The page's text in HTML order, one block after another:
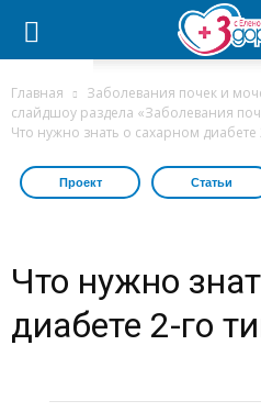
Главная Заболевания почек и
слайдшоу раздела «Заболевания
Что нужно знать о сахарном диабете
Проект Статьи
Что нужно
диабете 2-го